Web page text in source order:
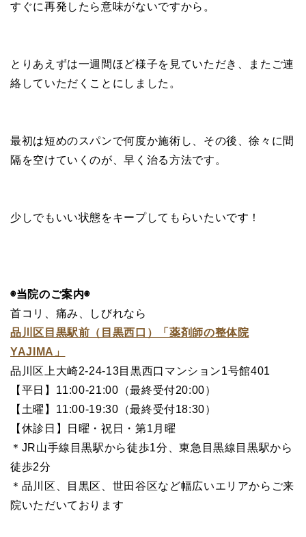
すぐに再発したら意味がないですから。
とりあえずは一週間ほど様子を見ていただき、またご連
絡していただくことにしました。
最初は短めのスパンで何度か施術し、その後、徐々に間
隔を空けていくのが、早く治る方法です。
少しでもいい状態をキープしてもらいたいです！
◉当院のご案内◉
首コリ、痛み、しびれなら
品川区目黒駅前（目黒西口）「薬剤師の整体院
YAJIMA」
品川区上大崎2-24-13目黒西口マンション1号館401
【平日】11:00-21:00（最終受付20:00）
【土曜】11:00-19:30（最終受付18:30）
【休診日】日曜・祝日・第1月曜
＊JR山手線目黒駅から徒歩1分、東急目黒線目黒駅から
徒歩2分
＊品川区、目黒区、世田谷区など幅広いエリアからご来
院いただいております